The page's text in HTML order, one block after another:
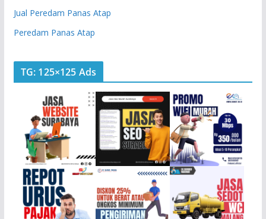
Jual Peredam Panas Atap
Peredam Panas Atap
TG: 125×125 Ads